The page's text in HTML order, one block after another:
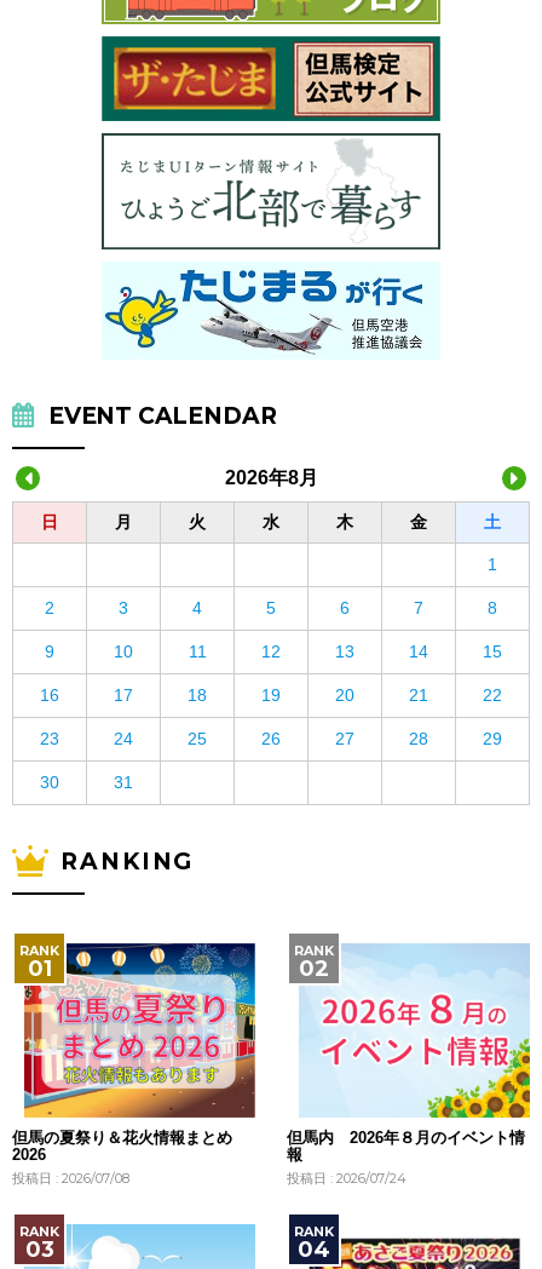
EVENT CALENDAR
2026年8月
日 月 火 水 木 金 土
1
2 3 4 5 6 7 8
9 10 11 12 13 14 15
16 17 18 19 20 21 22
23 24 25 26 27 28 29
30 31
RANKING
但馬の夏祭り＆花火情報まとめ
2026
投稿日 : 2026/07/08
但馬内 2026年８月のイベント情
報
投稿日 : 2026/07/24